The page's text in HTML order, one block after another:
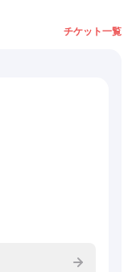
チケット一覧